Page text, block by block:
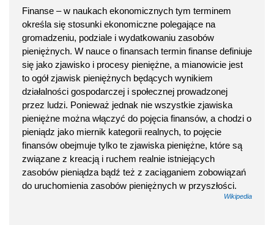
Finanse – w naukach ekonomicznych tym terminem
określa się stosunki ekonomiczne polegające na
gromadzeniu, podziale i wydatkowaniu zasobów
pieniężnych. W nauce o finansach termin finanse definiuje
się jako zjawisko i procesy pieniężne, a mianowicie jest
to ogół zjawisk pieniężnych będących wynikiem
działalności gospodarczej i społecznej prowadzonej
przez ludzi. Ponieważ jednak nie wszystkie zjawiska
pieniężne można włączyć do pojęcia finansów, a chodzi o
pieniądz jako miernik kategorii realnych, to pojęcie
finansów obejmuje tylko te zjawiska pieniężne, które są
związane z kreacją i ruchem realnie istniejących
zasobów pieniądza bądź też z zaciąganiem zobowiązań
do uruchomienia zasobów pieniężnych w przyszłości.
Wikipedia